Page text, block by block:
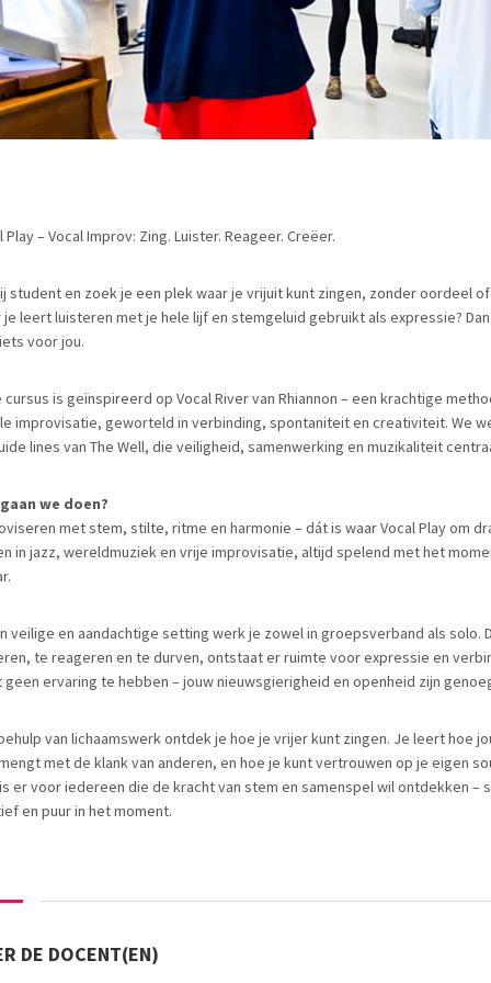
Play – Vocal Improv: Zing. Luister. Reageer. Creëer.
student en zoek je een plek waar je vrijuit kunt zingen, zonder oordeel
je leert luisteren met je hele lijf en stemgeluid gebruikt als expressie?
voor jou.
cursus is geïnspireerd op Vocal River van Rhiannon – een krachtige
improvisatie, geworteld in verbinding, spontaniteit en creativiteit. We
lines van The Well, die veiligheid, samenwerking en muzikaliteit
we doen?
met stem, stilte, ritme en harmonie – dát is waar Vocal Play om
in jazz, wereldmuziek en vrije improvisatie, altijd spelend met het
veilige en aandachtige setting werk je zowel in groepsverband als solo.
te reageren en te durven, ontstaat er ruimte voor expressie en
geen ervaring te hebben – jouw nieuwsgierigheid en openheid zijn
van lichaamswerk ontdek je hoe je vrijer kunt zingen. Je leert hoe
met de klank van anderen, en hoe je kunt vertrouwen op je eigen
er voor iedereen die de kracht van stem en samenspel wil ontdekken –
en puur in het moment.
DE DOCENT(EN)